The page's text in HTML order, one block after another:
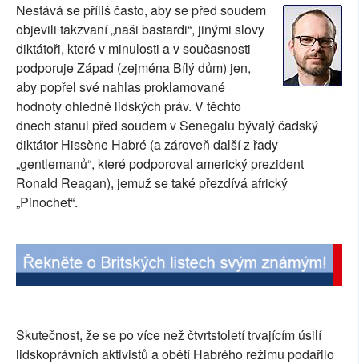
PŘÍSPĚVKY NA PROVOZ
SOCIÁLNÍ SÍTĚ
RUBRIKY
PLNÁ VERZE STRÁNEK
Nestává se příliš často, aby se před soudem
objevili takzvaní „naši bastardi“, jinými slovy
diktátoři, které v minulosti a v současnosti
podporuje Západ (zejména Bílý dům) jen,
aby popřel své nahlas proklamované
hodnoty ohledně lidských práv. V těchto
dnech stanul před soudem v Senegalu bývalý čadský
diktátor Hissène Habré (a zároveň další z řady
„gentlemanů“, které podporoval americký prezident
Ronald Reagan), jemuž se také přezdívá africký
„Pinochet“.
Skutečnost, že se po více než čtvrtstoletí trvajícím úsilí
lidskoprávních aktivistů a obětí Habrého režimu podařilo